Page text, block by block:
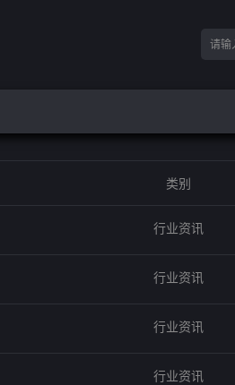
类别
行业资讯
行业资讯
行业资讯
行业资讯